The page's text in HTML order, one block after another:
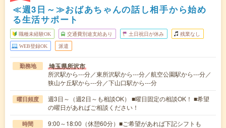
≪週3日～≫おばあちゃんの話し相手から始め
る生活サポート
職種未経験OK 交通費別途支給あり 土日祝日が休み 残業なし
WEB登録OK 派遣
勤務地 埼玉県所沢市
所沢駅から---分／東所沢駅から---分／航空公園駅から---分／
狭山ケ丘駅から---分／下山口駅から---分
曜日頻度
週3日～（週2日～も相談OK） ■曜日固定の相談OK！ ■希望
の曜日があればご相談ください！
時間
9:00～18:00（休憩60分）■ご希望があれば下記シフトも